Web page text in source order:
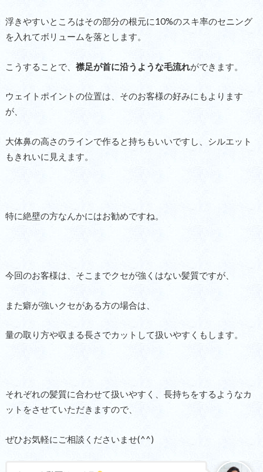
浮きやすいところはその部分の根元に10%のスキ率のセニング
を入れてボリュームを落とします。
こうすることで、 襟足が首に沿うような毛流れができます。
ウェイトポイントの位置は、そのお客様の好みにもよります
が、
大体鼻の高さのラインで作ると持ちもいいですし、シルエット
もきれいに見えます。
特に絶壁の方なんかにはお勧めですね。
今回のお客様は、そこまでクセが強くはない髪質ですが、
また癖が強いクセがある方の場合は、
量の取り方や収まる長さでカットして扱いやすくもします。
それぞれの髪質に合わせて扱いやすく、長持ちをするようなカ
ットをさせていただきますので、
ぜひお気軽にご相談くださいませ(^^)